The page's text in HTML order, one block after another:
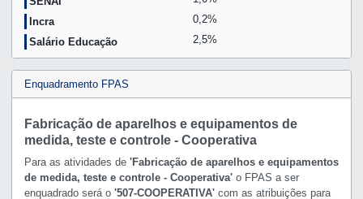
Incra
0,2%
Salário Educação
2,5%
Enquadramento FPAS
Fabricação de aparelhos e equipamentos de
medida, teste e controle - Cooperativa
Para as atividades de 'Fabricação de aparelhos e equipamentos
de medida, teste e controle - Cooperativa'o FPAS a ser
enquadrado será o '507-COOPERATIVA'com as atribuições para